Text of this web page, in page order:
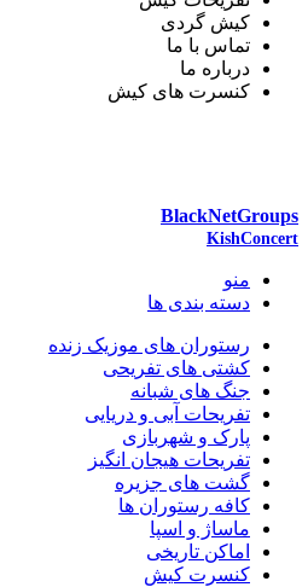
کیش گردی
تماس با ما
درباره ما
کنسرت های کیش
BlackNetGroups
KishConcert
منو
دسته بندی ها
رستوران های موزیک زنده
کشتی های تفریحی
جنگ های شبانه
تفریحات آبی و دریایی
پارک و شهربازی
تفریحات هیجان انگیز
گشت های جزیره
کافه رستوران ها
ماساژ و اسپا
اماکن تاریخی
کنسرت کیش